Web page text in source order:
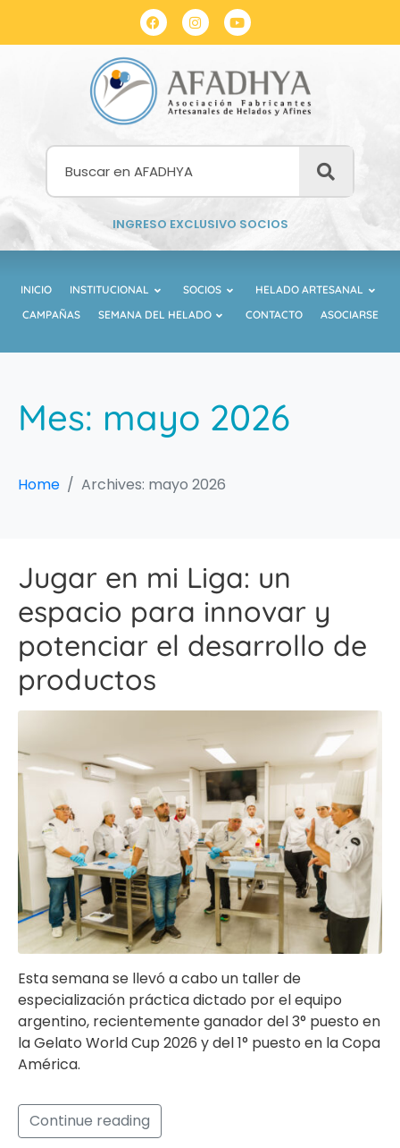
INGRESO EXCLUSIVO SOCIOS
INICIO INSTITUCIONAL SOCIOS
HELADO ARTESANAL
CAMPAÑAS
SEMANA DEL HELADO CONTACTO ASOCIARSE
Mes: mayo 2026
Home Archives: mayo 2026
Jugar en mi Liga: un
espacio para innovar y
potenciar el desarrollo de
productos
Esta semana se llevó a cabo un taller de
especialización práctica dictado por el equipo
argentino, recientemente ganador del 3° puesto en
la Gelato World Cup 2026 y del 1° puesto en la Copa
América.
Continue reading